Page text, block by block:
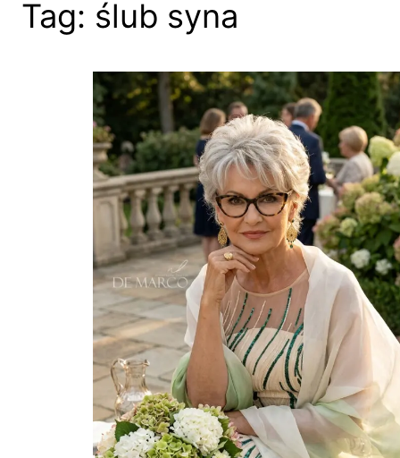
Tag: ślub syna